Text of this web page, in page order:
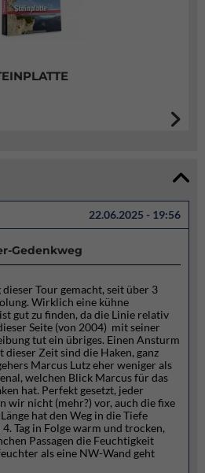
22.06.2025 - 19:56
Gedenkweg
Tour gemacht, seit über 3
Wirklich eine kühne
gut zu finden, da die Linie relativ
Seite (von 2004) mit seiner
tut ein übriges. Einen Ansturm
dieser Zeit sind die Haken, ganz
Marcus Lutz eher weniger als
welchen Blick Marcus für das
hat. Perfekt gesetzt, jeder
wir nicht (mehr?) vor, auch die fixe
hat den Weg in die Tiefe
Tag in Folge warm und trocken,
Passagen die Feuchtigkeit
als eine NW-Wand geht